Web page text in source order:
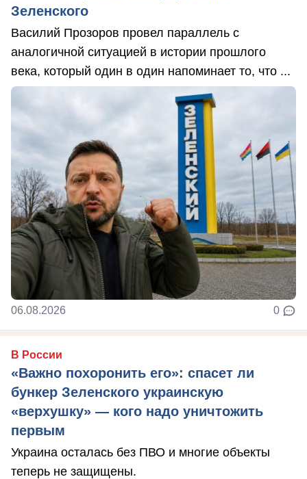
Зеленского
Василий Прозоров провел параллель с
аналогичной ситуацией в истории прошлого
века, который один в один напоминает то, что ...
06.08.2026 0
В России
«Важно похоронить его»: спасет ли
бункер Зеленского украинскую
«верхушку» — кого надо уничтожить
первым
Украина осталась без ПВО и многие объекты
теперь не защищены.